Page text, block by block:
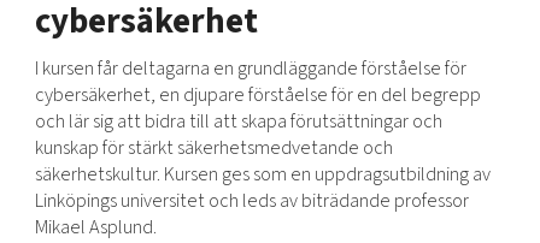
cybersäkerhet
I kursen får deltagarna en grundläggande förståelse för
cybersäkerhet, en djupare förståelse för en del begrepp
och lär sig att bidra till att skapa förutsättningar och
kunskap för stärkt säkerhetsmedvetande och
säkerhetskultur. Kursen ges som en uppdragsutbildning av
Linköpings universitet och leds av biträdande professor
Mikael Asplund.